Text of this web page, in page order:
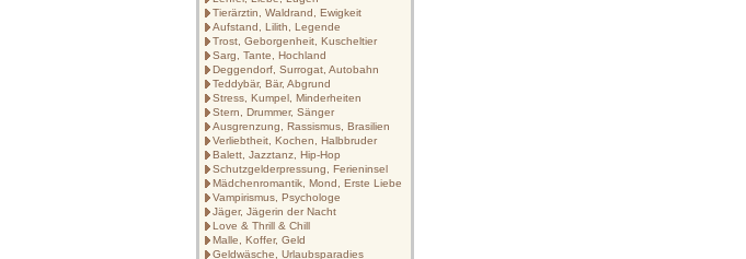
Tierärztin, Waldrand, Ewigkeit
Aufstand, Lilith, Legende
Trost, Geborgenheit, Kuscheltier
Sarg, Tante, Hochland
Deggendorf, Surrogat, Autobahn
Teddybär, Bär, Abgrund
Stress, Kumpel, Minderheiten
Stern, Drummer, Sänger
Ausgrenzung, Rassismus, Brasilien
Verliebtheit, Kochen, Halbbruder
Balett, Jazztanz, Hip-Hop
Schutzgelderpressung, Ferieninsel
Mädchenromantik, Mond, Erste Liebe
Vampirismus, Psychologe
Jäger, Jägerin der Nacht
Love & Thrill & Chill
Malle, Koffer, Geld
Geldwäsche, Urlaubsparadies